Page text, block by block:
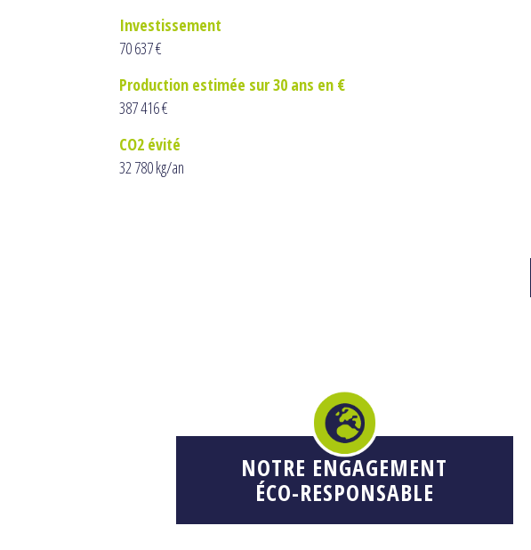
Investissement
70 637 €
Production estimée sur 30 ans en €
387 416 €
CO2 évité
32 780 kg/an
NOTRE ENGAGEMENT
ÉCO-RESPONSABLE